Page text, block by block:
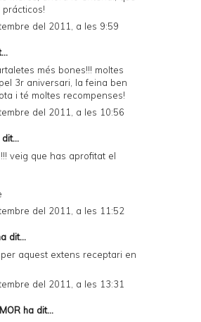
del 2011, a les 9:59
més bones!!! moltes
3r aniversari, la feina ben
i té moltes recompenses!
del 2011, a les 10:56
dit...
veig que has aprofitat el
del 2011, a les 11:52
dit...
aquest extens receptari en
del 2011, a les 13:31
ha dit...